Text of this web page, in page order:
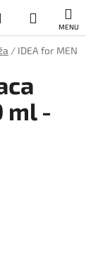
Hľadať
KOŠÍK
/ IDEA for MEN
ml -